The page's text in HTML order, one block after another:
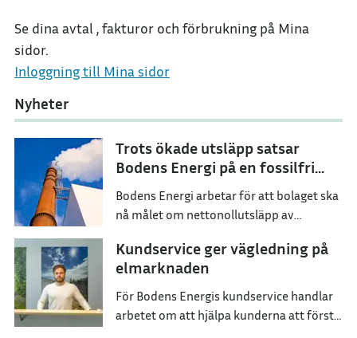
Se dina avtal , fakturor och förbrukning på Mina
sidor.
Inloggning till Mina sidor
Nyheter
Trots ökade utsläpp satsar
Bodens Energi på en fossilfri
framtid
Bodens Energi arbetar för att bolaget ska
nå målet om nettonollutsläpp av
Kundservice ger vägledning på
elmarknaden
För Bodens Energis kundservice handlar
arbetet om att hjälpa kunderna att förstå